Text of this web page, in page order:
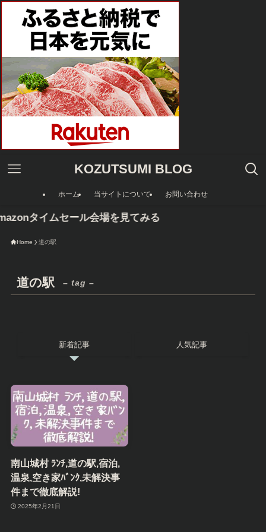
KOZUTSUMI BLOG
ホーム 当サイトについて お問い合わせ
タイムセール会場を見てみる
Home 道の駅
道の駅 – tag –
新着記事 人気記事
南山城村 ﾗﾝﾁ,道の駅,宿泊,
温泉,空き家ﾊﾞﾝｸ,未解決事
件まで徹底解説!
2025年2月21日